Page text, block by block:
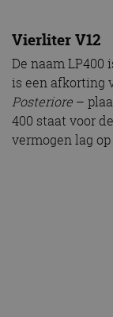
Vierliter V12
De naam LP400
is een afkorting
Posteriore –
400 staat voor
vermogen lag op